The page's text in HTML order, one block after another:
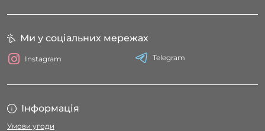
Інформація
Умови угоди
Ми у соціальних мережах
Instagram Telegram